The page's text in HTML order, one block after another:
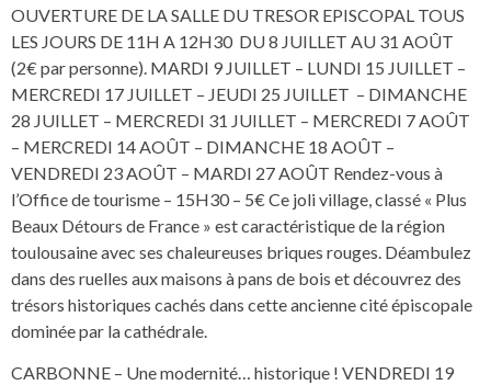
OUVERTURE DE LA SALLE DU TRESOR EPISCOPAL TOUS
LES JOURS DE 11H A 12H30 DU 8 JUILLET AU 31 AOÛT
(2€ par personne). MARDI 9 JUILLET – LUNDI 15 JUILLET –
MERCREDI 17 JUILLET – JEUDI 25 JUILLET – DIMANCHE
28 JUILLET – MERCREDI 31 JUILLET – MERCREDI 7 AOÛT
– MERCREDI 14 AOÛT – DIMANCHE 18 AOÛT –
VENDREDI 23 AOÛT – MARDI 27 AOÛT Rendez-vous à
l’Office de tourisme – 15H30 – 5€ Ce joli village, classé « Plus
Beaux Détours de France » est caractéristique de la région
toulousaine avec ses chaleureuses briques rouges. Déambulez
dans des ruelles aux maisons à pans de bois et découvrez des
trésors historiques cachés dans cette ancienne cité épiscopale
dominée par la cathédrale.
CARBONNE – Une modernité… historique ! VENDREDI 19